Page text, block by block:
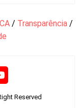
/ Transparência /
Reserved